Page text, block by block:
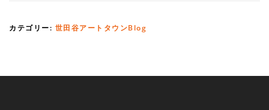
カテゴリー: 世田谷アートタウンBlog